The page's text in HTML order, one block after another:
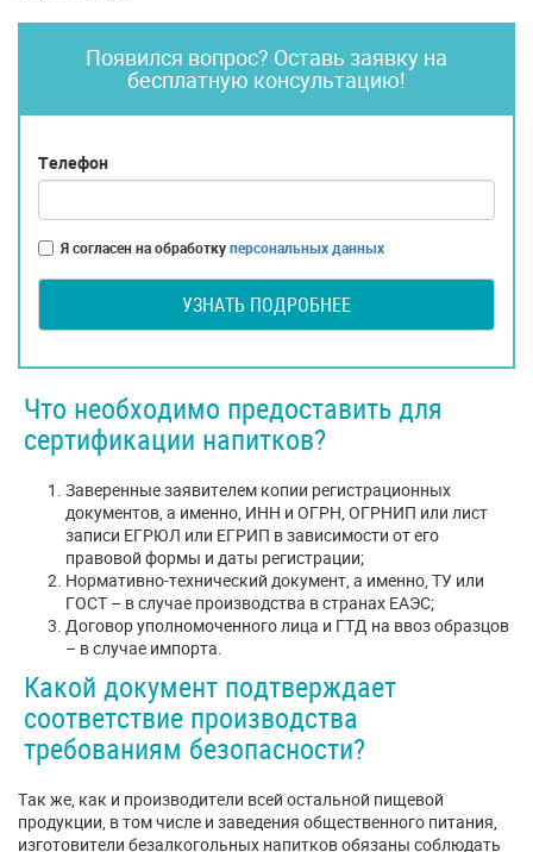
Появился вопрос? Оставь заявку на
бесплатную консультацию!
Телефон
Я согласен на обработкуперсональных данных
УЗНАТЬ ПОДРОБНЕЕ
Что необходимо предоставить для
сертификации напитков?
Заверенные заявителем копии регистрационных
документов, а именно, ИНН и ОГРН, ОГРНИП или лист
записи ЕГРЮЛ или ЕГРИП в зависимости от его
правовой формы и даты регистрации;
Нормативно-технический документ, а именно, ТУ или
ГОСТ – в случае производства в странах ЕАЭС;
Договор уполномоченного лица и ГТД на ввоз образцов
– в случае импорта.
Какой документ подтверждает
соответствие производства
требованиям безопасности?
Так же, как и производители всей остальной пищевой
продукции, в том числе и заведения общественного питания,
изготовители безалкогольных напитков обязаны соблюдать